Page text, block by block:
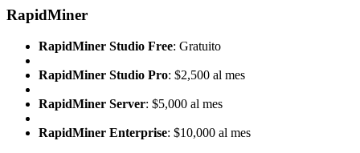
RapidMiner
RapidMiner Studio Free: Gratuito
RapidMiner Studio Pro: $2,500 al mes
RapidMiner Server: $5,000 al mes
RapidMiner Enterprise: $10,000 al mes